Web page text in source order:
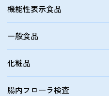
機能性表示食品
一般食品
化粧品
腸内フローラ検査